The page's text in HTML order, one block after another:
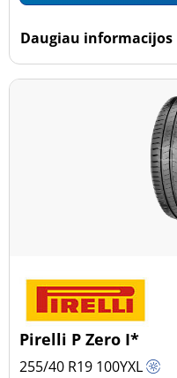
Daugiau informacijos
Pirelli P Zero I*
255/40 R19 100YXL